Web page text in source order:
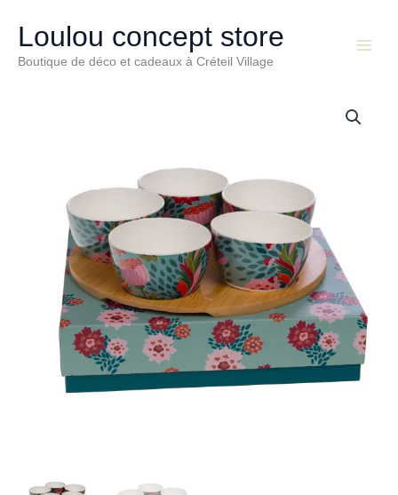
contenuLoulou concept store
Boutique de déco et cadeaux à Créteil Village
Menu
Collection